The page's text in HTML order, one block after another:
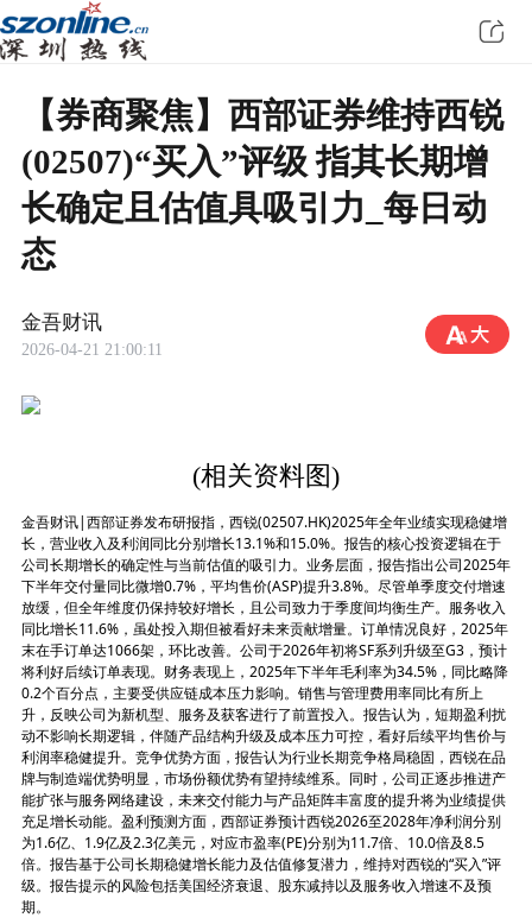
【券商聚焦】西部证券维持西锐
(02507)“买入”评级 指其长期增
长确定且估值具吸引力_每日动
态
金吾财讯
2026-04-21 21:00:11
(相关资料图)
金吾财讯|西部证券发布研报指，西锐(02507.HK)2025年全年业绩实现稳健增
长，营业收入及利润同比分别增长13.1%和15.0%。报告的核心投资逻辑在于
公司长期增长的确定性与当前估值的吸引力。业务层面，报告指出公司2025年
下半年交付量同比微增0.7%，平均售价(ASP)提升3.8%。尽管单季度交付增速
放缓，但全年维度仍保持较好增长，且公司致力于季度间均衡生产。服务收入
同比增长11.6%，虽处投入期但被看好未来贡献增量。订单情况良好，2025年
末在手订单达1066架，环比改善。公司于2026年初将SF系列升级至G3，预计
将利好后续订单表现。财务表现上，2025年下半年毛利率为34.5%，同比略降
0.2个百分点，主要受供应链成本压力影响。销售与管理费用率同比有所上
升，反映公司为新机型、服务及获客进行了前置投入。报告认为，短期盈利扰
动不影响长期逻辑，伴随产品结构升级及成本压力可控，看好后续平均售价与
利润率稳健提升。竞争优势方面，报告认为行业长期竞争格局稳固，西锐在品
牌与制造端优势明显，市场份额优势有望持续维系。同时，公司正逐步推进产
能扩张与服务网络建设，未来交付能力与产品矩阵丰富度的提升将为业绩提供
充足增长动能。盈利预测方面，西部证券预计西锐2026至2028年净利润分别
为1.6亿、1.9亿及2.3亿美元，对应市盈率(PE)分别为11.7倍、10.0倍及8.5
倍。报告基于公司长期稳健增长能力及估值修复潜力，维持对西锐的“买入”评
级。报告提示的风险包括美国经济衰退、股东减持以及服务收入增速不及预
期。